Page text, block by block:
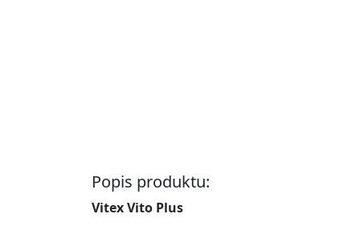
Popis produktu:
Vitex Vito Plus